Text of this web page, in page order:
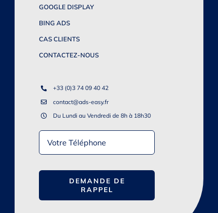
GOOGLE DISPLAY
BING ADS
CAS CLIENTS
CONTACTEZ-NOUS
+33 (0)3 74 09 40 42
contact@ads-easy.fr
Du Lundi au Vendredi de 8h à 18h30
DEMANDE DE
RAPPEL